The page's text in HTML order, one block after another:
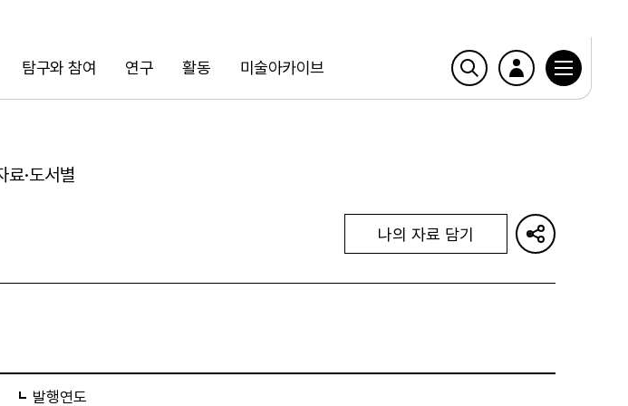
탐구와 참여 연구 활동 미술아카이브
검색
료·도서별
나의 자료 담기
발행연도